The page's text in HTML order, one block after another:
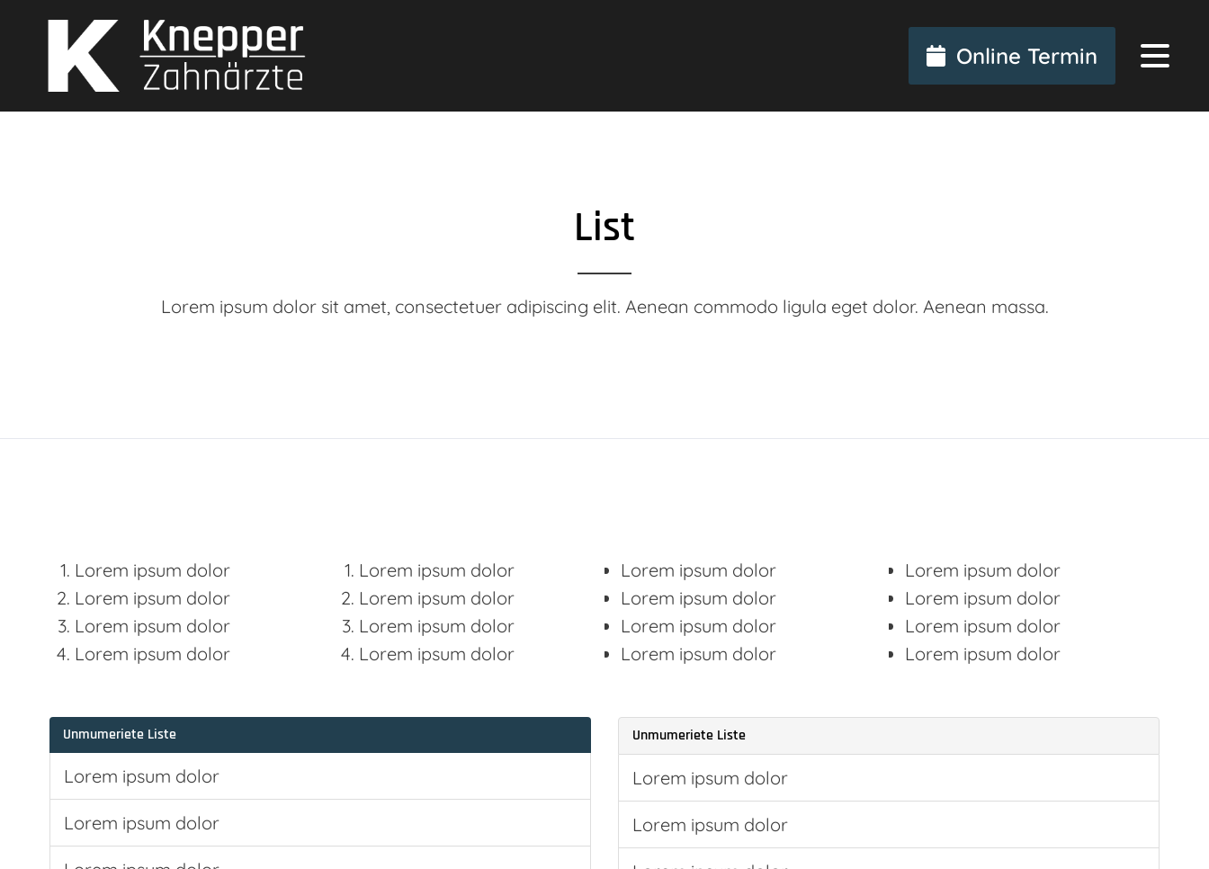
Online Termin
List
Lorem ipsum dolor sit amet, consectetuer adipiscing elit. Aenean commodo ligula eget dolor. Aenean massa.
Lorem ipsum dolor
Lorem ipsum dolor
Lorem ipsum dolor
Lorem ipsum dolor
Lorem ipsum dolor
Lorem ipsum dolor
Lorem ipsum dolor
Lorem ipsum dolor
Lorem ipsum dolor
Lorem ipsum dolor
Lorem ipsum dolor
Lorem ipsum dolor
Lorem ipsum dolor
Lorem ipsum dolor
Lorem ipsum dolor
Lorem ipsum dolor
Unmumeriete Liste
Lorem ipsum dolor
Lorem ipsum dolor
Unmumeriete Liste
Lorem ipsum dolor
Lorem ipsum dolor